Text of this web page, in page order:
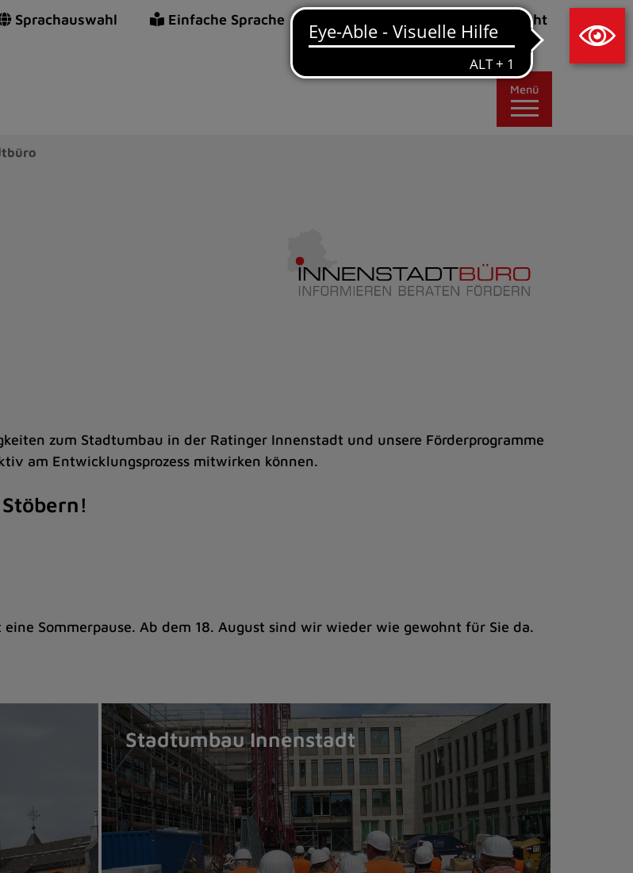
Sprachauswahl Einfache Sprache Ansicht
zum Stadtumbau in der Ratinger Innenstadt und unsere Förderprogramme
am Entwicklungsprozess mitwirken können.
Sommerpause. Ab dem 18. August sind wir wieder wie gewohnt für Sie da.
Stadtumbau Innenstadt
×